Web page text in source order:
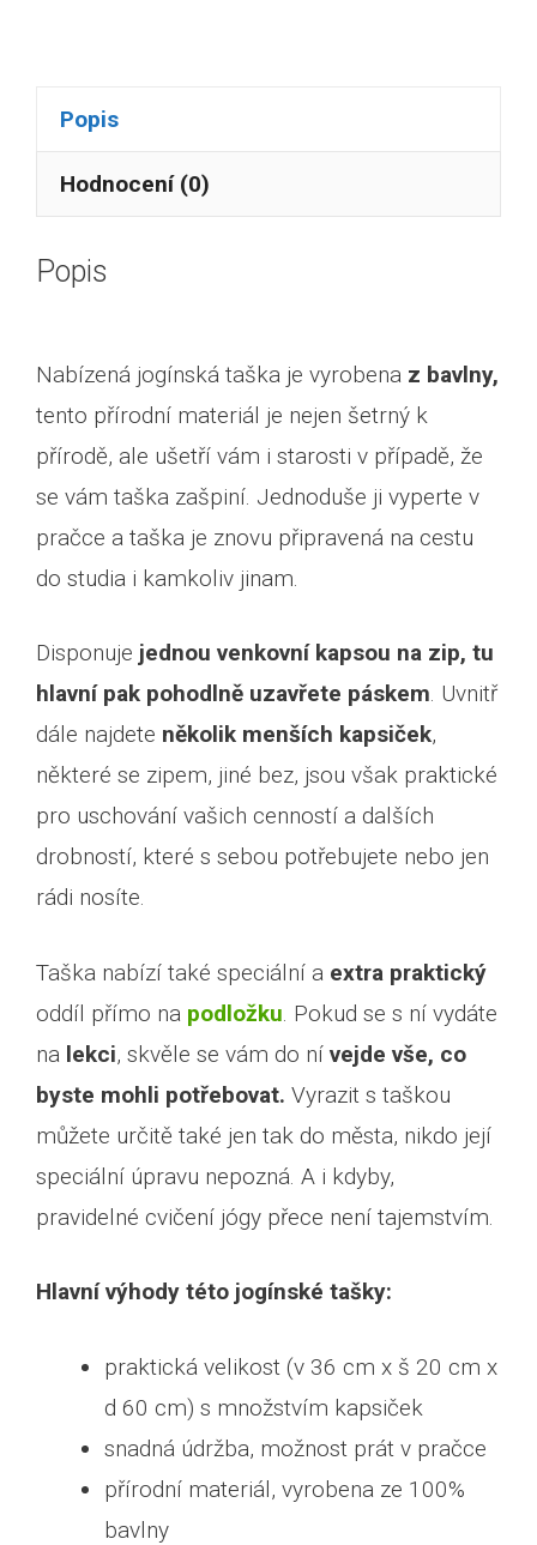
Popis
Hodnocení (0)
Popis
Nabízená jogínská taška je vyrobena z bavlny,
tento přírodní materiál je nejen šetrný k
přírodě, ale ušetří vám i starosti v případě, že
se vám taška zašpiní. Jednoduše ji vyperte v
pračce a taška je znovu připravená na cestu
do studia i kamkoliv jinam.
Disponuje jednou venkovní kapsou na zip, tu
hlavní pak pohodlně uzavřete páskem. Uvnitř
dále najdete několik menších kapsiček,
některé se zipem, jiné bez, jsou však praktické
pro uschování vašich cenností a dalších
drobností, které s sebou potřebujete nebo jen
rádi nosíte.
Taška nabízí také speciální a extra praktický
oddíl přímo na podložku. Pokud se s ní vydáte
na lekci, skvěle se vám do ní vejde vše, co
byste mohli potřebovat. Vyrazit s taškou
můžete určitě také jen tak do města, nikdo její
speciální úpravu nepozná. A i kdyby,
pravidelné cvičení jógy přece není tajemstvím.
Hlavní výhody této jogínské tašky:
praktická velikost (v 36 cm x š 20 cm x
d 60 cm) s množstvím kapsiček
snadná údržba, možnost prát v pračce
přírodní materiál, vyrobena ze 100%
bavlny